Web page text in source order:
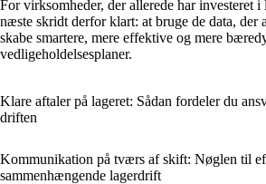
For virksomheder, der allerede har investeret i
næste skridt derfor klart: at bruge de data, der
skabe smartere, mere effektive og mere
vedligeholdelsesplaner.
Klare aftaler på lageret: Sådan fordeler du
driften
Kommunikation på tværs af skift: Nøglen til
sammenhængende lagerdrift